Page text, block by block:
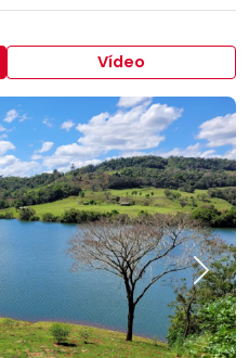
Vídeo
Next